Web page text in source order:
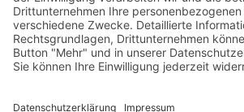
COOKIE-